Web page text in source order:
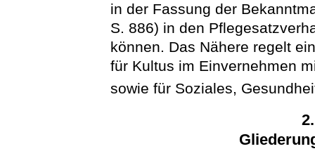
in der Fassung der
S. 886) in den
können. Das Nähere regelt
für Kultus im Einvernehmen
sowie für Soziales,